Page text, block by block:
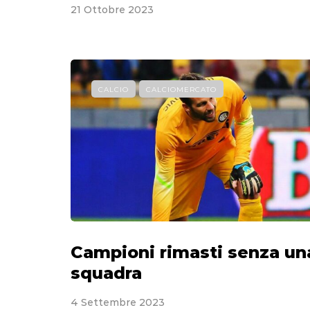
21 Ottobre 2023
CALCIO CALCIOMERCATO
Campioni rimasti senza
squadra
4 Settembre 2023